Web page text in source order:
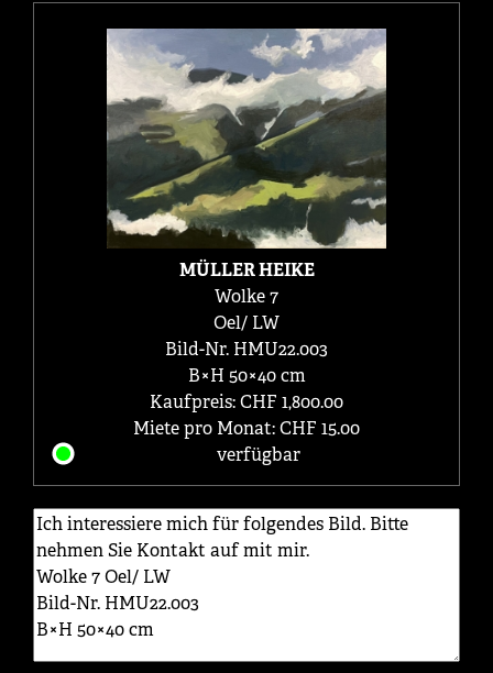
MÜLLER HEIKE
Wolke 7
Oel/ LW
Bild-Nr. HMU22.003
B×H 50×40 cm
Kaufpreis: CHF 1,800.00
Miete pro Monat: CHF 15.00
verfügbar